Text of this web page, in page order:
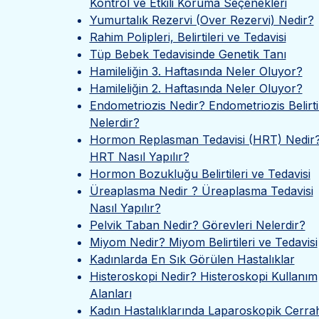
Kontrol ve Etkili Koruma Seçenekleri
Yumurtalık Rezervi (Over Rezervi) Nedir?
Rahim Polipleri, Belirtileri ve Tedavisi
Tüp Bebek Tedavisinde Genetik Tanı
Hamileliğin 3. Haftasında Neler Oluyor?
Hamileliğin 2. Haftasında Neler Oluyor?
Endometriozis Nedir? Endometriozis
Nelerdir?
Hormon Replasman Tedavisi (HRT)
HRT Nasıl Yapılır?
Hormon Bozukluğu Belirtileri ve Tedavisi
Üreaplasma Nedir ? Üreaplasma Tedavisi
Nasıl Yapılır?
Pelvik Taban Nedir? Görevleri Nelerdir?
Miyom Nedir? Miyom Belirtileri ve Tedavisi
Kadınlarda En Sık Görülen Hastalıklar
Histeroskopi Nedir? Histeroskopi Kullanım
Alanları
Kadın Hastalıklarında Laparoskopik